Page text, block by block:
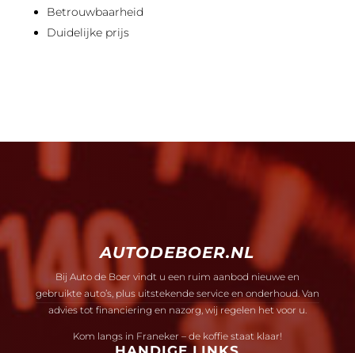
Betrouwbaarheid
Duidelijke prijs
AUTODEBOER.NL
Bij Auto de Boer vindt u een ruim aanbod nieuwe en
gebruikte auto’s, plus uitstekende service en onderhoud. Van
advies tot financiering en nazorg, wij regelen het voor u.
Kom langs in Franeker – de koffie staat klaar!